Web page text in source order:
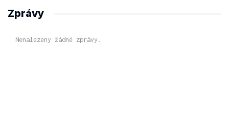
Zprávy
Nenalezeny žádné zprávy.